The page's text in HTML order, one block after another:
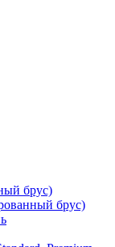
брус)
брус)